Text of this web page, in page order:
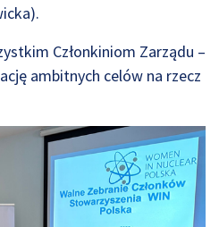
Członkiniom Zarządu –
ambitnych celów na rzecz